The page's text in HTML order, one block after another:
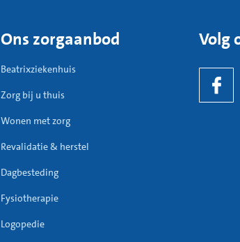
Ons zorgaanbod
Beatrixziekenhuis
Zorg bij u thuis
Wonen met zorg
Revalidatie & herstel
Dagbesteding
Fysiotherapie
Logopedie
Volg